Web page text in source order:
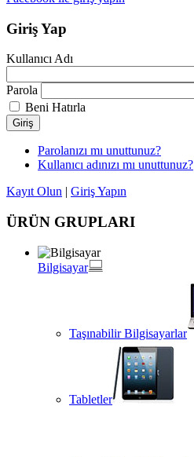
Giriş Yap
Kullanıcı Adı
Parola
Beni Hatırla
Giriş
Parolanızı mı unuttunuz?
Kullanıcı adınızı mı unuttunuz?
Kayıt Olun | Giriş Yapın
ÜRÜN GRUPLARI
Bilgisayar
Taşınabilir Bilgisayarlar
Tabletler